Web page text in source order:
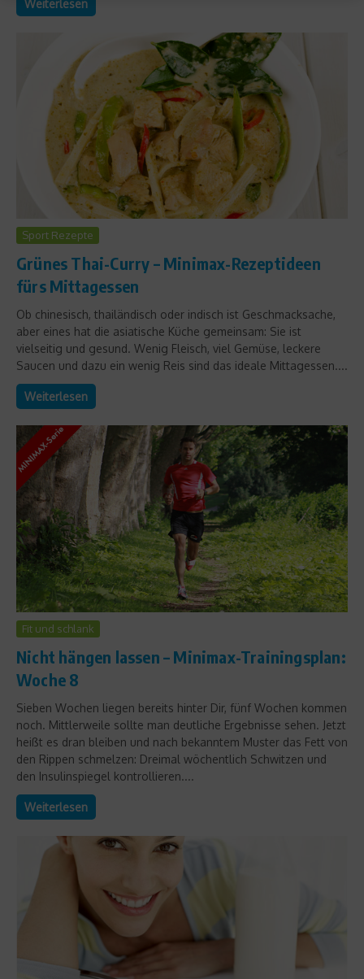
Weiterlesen
Sport Rezepte
Grünes Thai-Curry – Minimax-Rezeptideen
fürs Mittagessen
Ob chinesisch, thailändisch oder indisch ist Geschmacksache,
aber eines hat die asiatische Küche gemeinsam: Sie ist
vielseitig und gesund. Wenig Fleisch, viel Gemüse, leckere
Saucen und dazu ein wenig Reis sind das ideale Mittagessen....
Weiterlesen
Fit und schlank
Nicht hängen lassen – Minimax-Trainingsplan:
Woche 8
Sieben Wochen liegen bereits hinter Dir, fünf Wochen kommen
noch. Mittlerweile sollte man deutliche Ergebnisse sehen. Jetzt
heißt es dran bleiben und nach bekanntem Muster das Fett von
den Rippen schmelzen: Dreimal wöchentlich Schwitzen und
den Insulinspiegel kontrollieren....
Weiterlesen